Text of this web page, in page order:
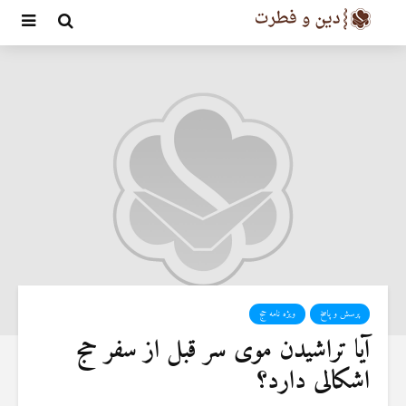
پرسش و پاسخ ویژه نامه حج
آیا تراشیدن موی سر قبل از سفر حج
اشکالی دارد؟